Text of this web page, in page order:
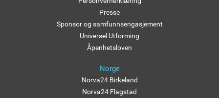
Presse
Sponsor og samfunnsengasjement
Universel Utforming
Åpenhetsloven
Norge
Norva24 Birkeland
Norva24 Flagstad